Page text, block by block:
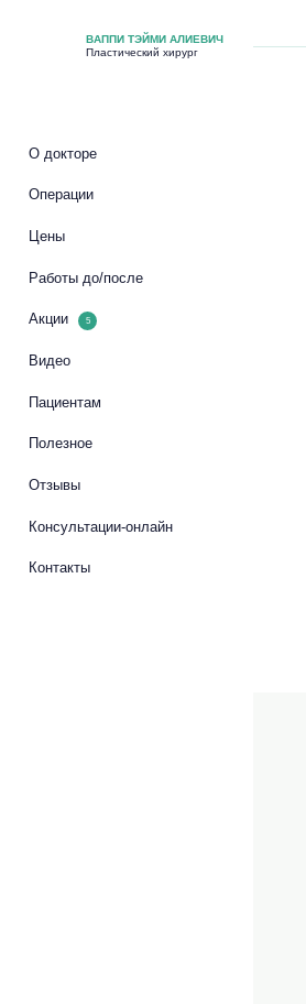
ВАППИ ТЭЙМИ АЛИЕВИЧ
Пластический хирург
О докторе
Операции
Цены
Работы до/после
Акции 5
Видео
Пациентам
Полезное
Отзывы
Консультации-онлайн
Контакты